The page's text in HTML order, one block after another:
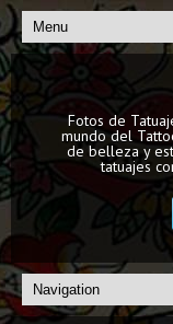
Fotos de
mundo del
de belleza y
tatuajes